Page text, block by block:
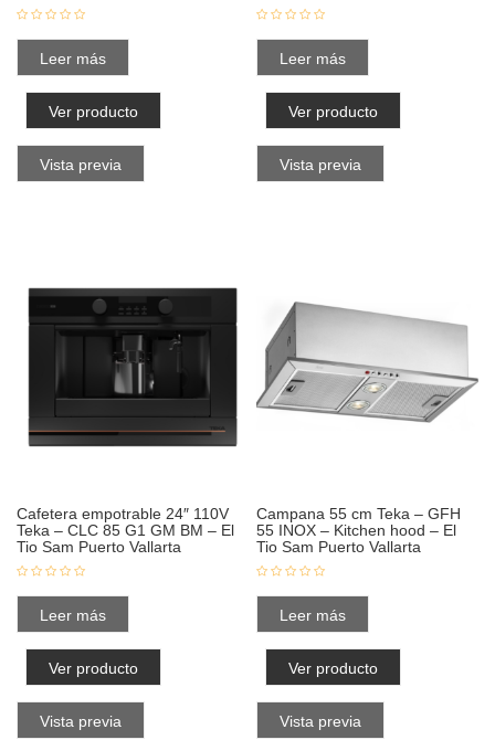
Leer más
Ver producto
Vista previa
Leer más
Ver producto
Vista previa
Cafetera empotrable 24″ 110V
Teka – CLC 85 G1 GM BM – El
Tio Sam Puerto Vallarta
Leer más
Ver producto
Vista previa
Campana 55 cm Teka – GFH
55 INOX – Kitchen hood – El
Tio Sam Puerto Vallarta
Leer más
Ver producto
Vista previa